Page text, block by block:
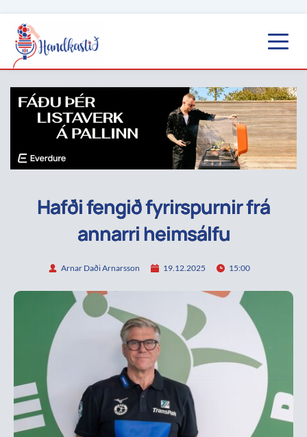
Hafði fengið fyrirspurnir frá
annarri heimsálfu
Arnar Daði Arnarsson 19.12.2025 15:00